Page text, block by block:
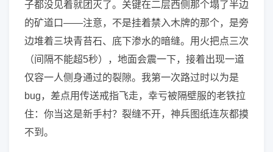
子都没见着就团灭了。关键在二层西侧那个塌了半边
的矿道口——注意，不是挂着禁入木牌的那个，是旁
边堆着三块青苔石、底下渗水的暗缝。用火把点三次
（间隔不能超5秒），地面会震一下，接着出现一道
仅容一人侧身通过的裂隙。我第一次路过时以为是
bug，差点用传送戒指飞走，幸亏被隔壁服的老铁拉
住：你当这是新手村？裂缝不开，神兵图纸连灰都摸
不到。